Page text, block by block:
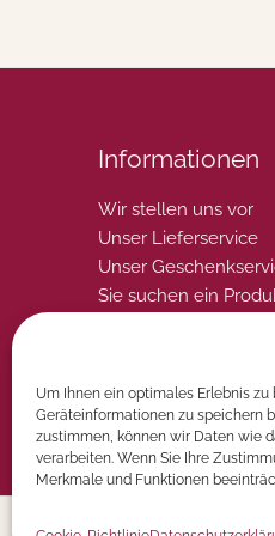
Um Ihnen ein optimales Erlebnis
Geräteinformationen zu speichern
zustimmen, können wir Daten wie
verarbeiten. Wenn Sie Ihre
Merkmale und Funktionen
Informationen
Wir stellen uns vor
Unser Lieferservice
Unser
Sie suchen ein
Newsletter